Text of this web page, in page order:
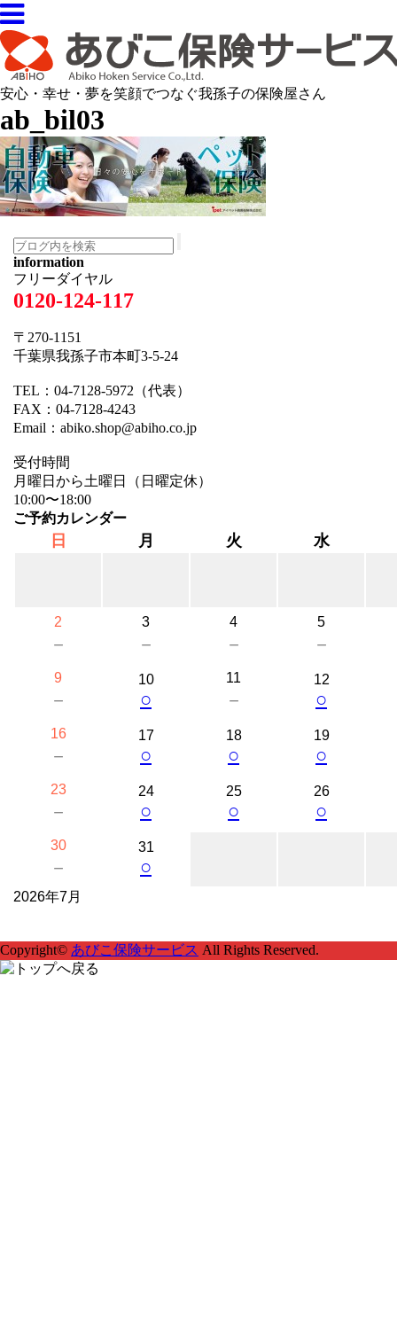
安心・幸せ・夢を笑顔でつなぐ我孫子の保険屋さん
ab_bil03
information
フリーダイヤル
0120-124-117
〒270-1151
千葉県我孫子市本町3-5-24
TEL：04-7128-5972（代表）
FAX：04-7128-4243
Email：abiko.shop@abiho.co.jp
受付時間
月曜日から土曜日（日曜定休）
10:00〜18:00
ご予約カレンダー
日 月 火 水
2
－
3
－
4
－
5
－
9
－
10
○
11
－
12
○
16
－
17
○
18
○
19
○
23
－
24
○
25
○
26
○
30
－
31
○
2026年7月
Copyright© あびこ保険サービス All Rights Reserved.